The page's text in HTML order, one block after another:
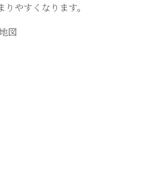
やすくなります。
図